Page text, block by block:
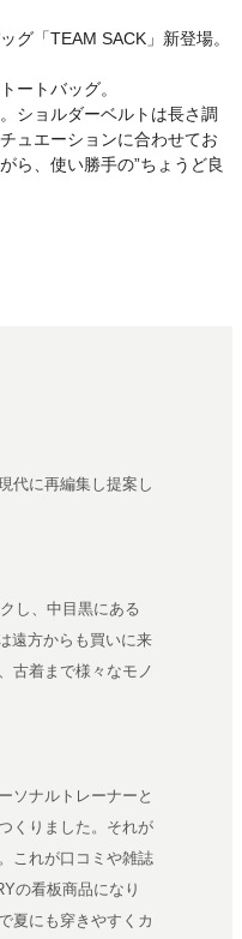
グ「TEAM SACK」新登場。
ートバッグ。
ショルダーベルトは長さ調
ュエーションに合わせてお
ら、使い勝手の”ちょうど良
代に再編集し提案し
し、中目黒にある
遠方からも買いに来
古着まで様々なモノ
ソナルトレーナーと
くりました。それが
これが口コミや雑誌
の看板商品になり
夏にも穿きやすくカ